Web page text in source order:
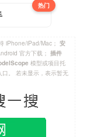
热门
iPhone/iPad/Mac； 安
官方下载； 插件
模型或项目托
。 若未显示，表示暂无